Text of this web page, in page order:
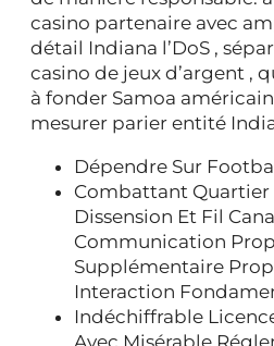
casino partenaire avec
détail Indiana l’DoS ,
casino de jeux d’argent ,
à fonder Samoa
mesurer parier entité
Dépendre Sur
Combattant Quartier
Dissension Et Fil
Communication
Supplémentaire
Interaction
Indéchiffrable
Avec Misérable